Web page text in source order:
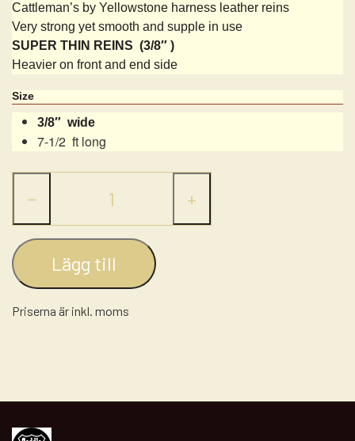
LASSO - RANCH ROPE
NUMBERHOLDERS - NUMMERHOLDER
STRÅHATTE
FILTHATTE
ULD PADS
GROOMING
Cattleman’s by Yellowstone harness leather reins
Very strong yet smooth and supple in use
SUPER THIN REINS (3/8″ )
Heavier on front and end side
Size
3/8″ wide
7-1/2 ft long
− +
Lägg till
Priserna är inkl. moms